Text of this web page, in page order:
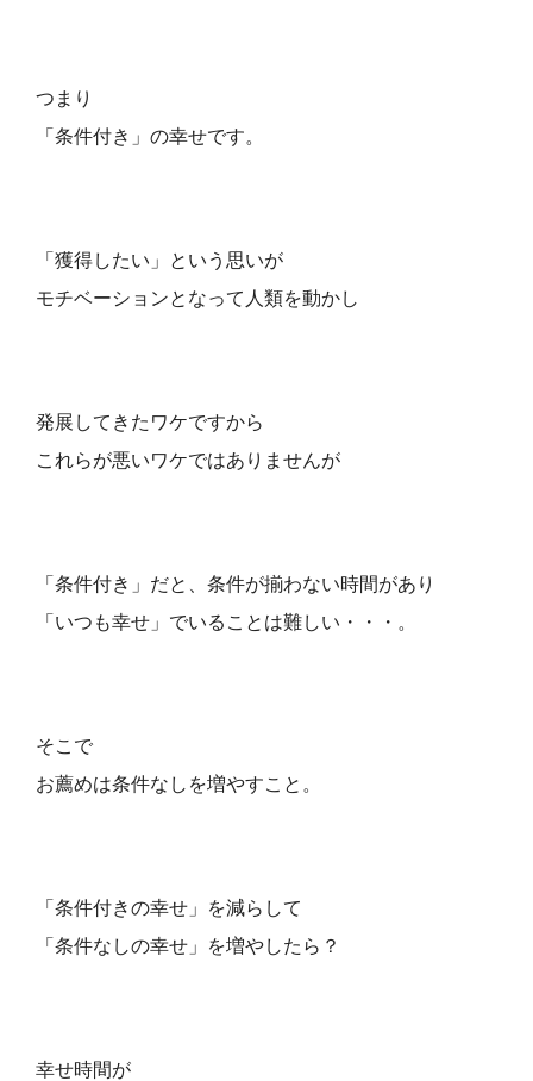
つまり
「条件付き」の幸せです。
「獲得したい」という思いが
モチベーションとなって人類を動かし
発展してきたワケですから
これらが悪いワケではありませんが
「条件付き」だと、条件が揃わない時間があり
「いつも幸せ」でいることは難しい・・・。
そこで
お薦めは条件なしを増やすこと。
「条件付きの幸せ」を減らして
「条件なしの幸せ」を増やしたら？
幸せ時間が